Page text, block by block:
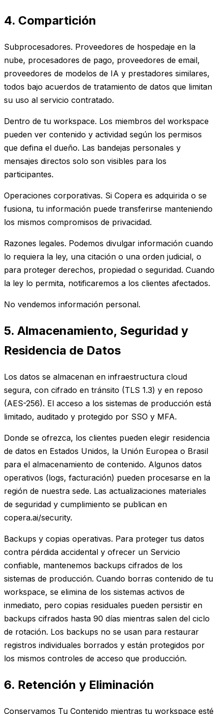
4. Compartición
Subprocesadores. Proveedores de hospedaje en la
nube, procesadores de pago, proveedores de email,
proveedores de modelos de IA y prestadores similares,
todos bajo acuerdos de tratamiento de datos que limitan
su uso al servicio contratado.
Dentro de tu workspace. Los miembros del workspace
pueden ver contenido y actividad según los permisos
que defina el dueño. Las bandejas personales y
mensajes directos solo son visibles para los
participantes.
Operaciones corporativas. Si Copera es adquirida o se
fusiona, tu información puede transferirse manteniendo
los mismos compromisos de privacidad.
Razones legales. Podemos divulgar información cuando
lo requiera la ley, una citación o una orden judicial, o
para proteger derechos, propiedad o seguridad. Cuando
la ley lo permita, notificaremos a los clientes afectados.
No vendemos información personal.
5. Almacenamiento, Seguridad y
Residencia de Datos
Los datos se almacenan en infraestructura cloud
segura, con cifrado en tránsito (TLS 1.3) y en reposo
(AES-256). El acceso a los sistemas de producción está
limitado, auditado y protegido por SSO y MFA.
Donde se ofrezca, los clientes pueden elegir residencia
de datos en Estados Unidos, la Unión Europea o Brasil
para el almacenamiento de contenido. Algunos datos
operativos (logs, facturación) pueden procesarse en la
región de nuestra sede. Las actualizaciones materiales
de seguridad y cumplimiento se publican en
copera.ai/security.
Backups y copias operativas. Para proteger tus datos
contra pérdida accidental y ofrecer un Servicio
confiable, mantenemos backups cifrados de los
sistemas de producción. Cuando borras contenido de tu
workspace, se elimina de los sistemas activos de
inmediato, pero copias residuales pueden persistir en
backups cifrados hasta 90 días mientras salen del ciclo
de rotación. Los backups no se usan para restaurar
registros individuales borrados y están protegidos por
los mismos controles de acceso que producción.
6. Retención y Eliminación
Conservamos Tu Contenido mientras tu workspace esté